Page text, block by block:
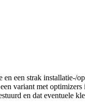
een strak installatie-/
variant met
en dat eventuele